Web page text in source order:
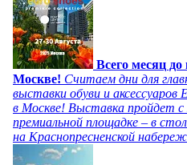
Всего месяц
Москве! Считаем дни для
выставки обуви и аксессуаров
в Москве! Выставка пройдет с
премиальной площадке – в
на Краснопресненской